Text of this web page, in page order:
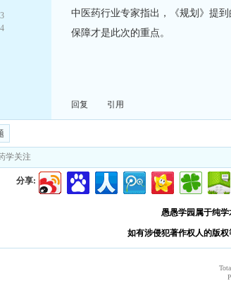
中医药行业专家指出，《规划》提
保障才是此次的重点。
回复 引用
学关注
分享:
愚愚学园属于纯
如有涉侵犯著作权人的版权